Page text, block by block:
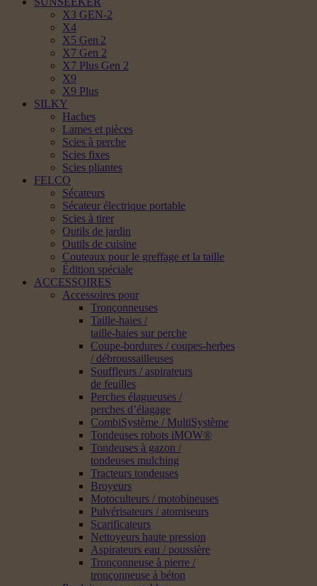
X3 GEN-2
X4
X5 Gen 2
X7 Gen 2
X7 Plus Gen 2
X9
X9 Plus
SILKY
Haches
Lames et pièces
Scies à perche
Scies fixes
Scies pliantes
FELCO
Sécateurs
Sécateur électrique portable
Scies à tirer
Outils de jardin
Outils de cuisine
Couteaux pour le greffage et la taille
Édition spéciale
ACCESSOIRES
Accessoires pour
Tronçonneuses
Taille-haies /
taille-haies sur perche
Coupe-bordures / coupes-herbes
/ débroussailleuses
Souffleurs / aspirateurs
de feuilles
Perches élagueuses /
perches d’élagage
CombiSystème / MultiSystème
Tondeuses robots iMOW®
Tondeuses à gazon /
tondeuses mulching
Tracteurs tondeuses
Broyeurs
Motoculteurs / motobineuses
Pulvérisateurs / atomiseurs
Scarificateurs
Nettoyeurs haute pression
Aspirateurs eau / poussière
Tronçonneuse à pierre /
tronçonneuse à béton